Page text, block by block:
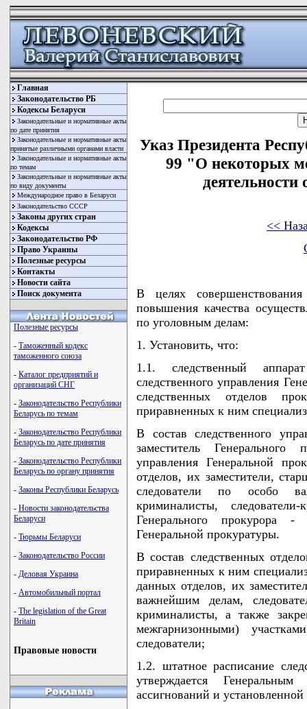
Главная
Законодательство РБ
Кодексы Беларуси
Законодательные и нормативные акты
по дате принятия
Законодательные и нормативные акты
принятые различными органами власти
Законодательные и нормативные акты
по темам
Законодательные и нормативные акты
по виду документы
Международное право в Беларуси
Законодательство СССР
Законы других стран
Кодексы
Законодательство РФ
Право Украины
Полезные ресурсы
Контакты
Новости сайта
Поиск документа
Полезные ресурсы
- Таможенный кодекс
таможенного союза
- Каталог предприятий и
организаций СНГ
- Законодательство Республики
Беларусь по темам
- Законодательство Республики
Беларусь по дате принятия
- Законодательство Республики
Беларусь по органу принятия
- Законы Республики Беларусь
- Новости законодательства
Беларуси
- Тюрьмы Беларуси
- Законодательство России
- Деловая Украина
- Автомобильный портал
- The legislation of the Great
Britain
Правовые новости
Указ Президента
99 "О некоторых
<<
В целях
повышения качества
по уголовным делам:
1. Установить, что:
1.1. следственный
следственного управления
следственных отделов
приравненных к ним
В состав следственного
заместитель Генерального
управления Генеральной
отделов, их заместители,
следователи по особо
криминалисты,
Генерального прокурора -
Генеральной прокуратуры.
В состав следственных
приравненных к ним
данных отделов, их
важнейшим делам,
криминалисты, а также
межгарнизонными)
следователи;
1.2. штатное расписание
утверждается
ассигнований и